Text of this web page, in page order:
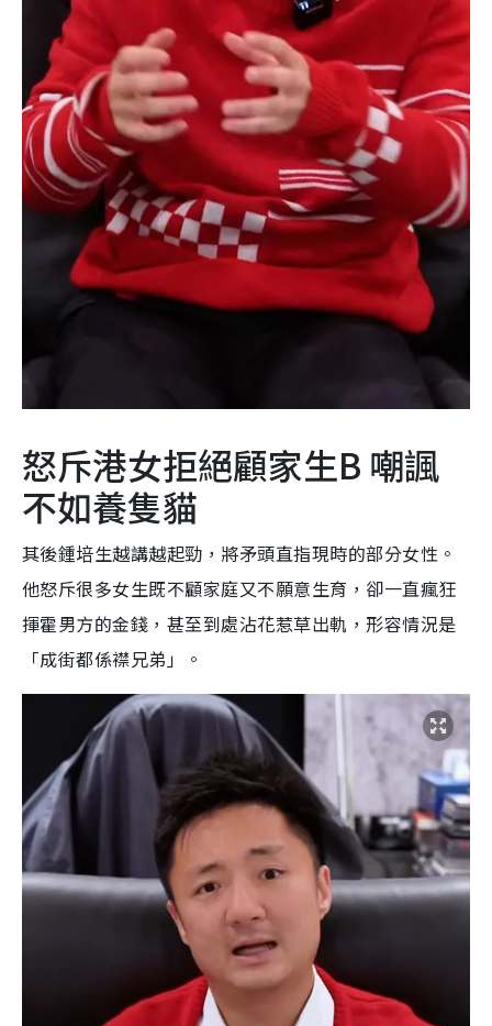
怒斥港女拒絕顧家生B 嘲諷
不如養隻貓
其後鍾培生越講越起勁，將矛頭直指現時的部分女性。
他怒斥很多女生既不顧家庭又不願意生育，卻一直瘋狂
揮霍男方的金錢，甚至到處沾花惹草出軌，形容情況是
「成街都係襟兄弟」。